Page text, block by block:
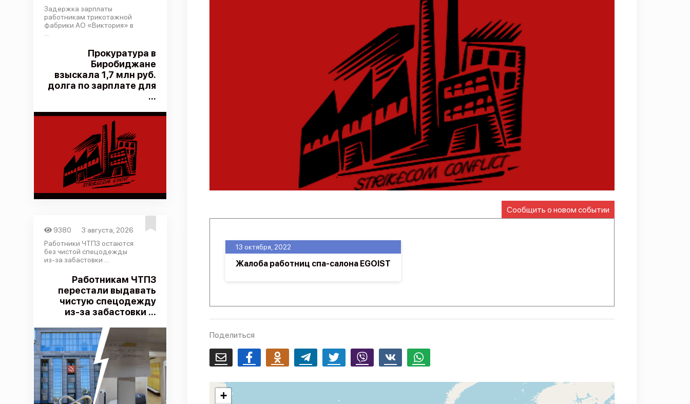
Задержка зарплаты
работникам трикотажной
фабрики АО «Виктория» в
Прокуратура в
Биробиджане
взыскала 1,7 млн руб.
долга по зарплате для
...
9380
3 августа, 2026
Работники ЧТПЗ остаются
без чистой спецодежды
из-за забастовки ...
Работникам ЧТПЗ
перестали выдавать
чистую спецодежду
из-за забастовки ...
Сообщить о новом событии
13 октября, 2022
Жалоба работниц спа-салона EGOIST
Поделиться
Email FacebookOdnoklassnikiTelegram Twitter Viber Whatsapp
+